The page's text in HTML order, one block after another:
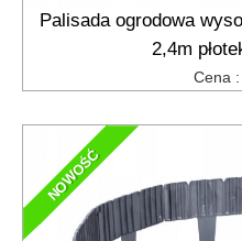
Palisada ogrodowa
2,4m
Cena :
NOWOŚĆ